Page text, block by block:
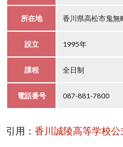
所在地 香川県高松市鬼無
設立 1995年
課程 全日制
電話番号 087-881-7800
引用： 香川誠陵高等学校